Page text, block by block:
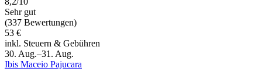
Sehr gut
(337 Bewertungen)
53 €
inkl. Steuern & Gebühren
30. Aug.–31. Aug.
Ibis Maceio Pajucara